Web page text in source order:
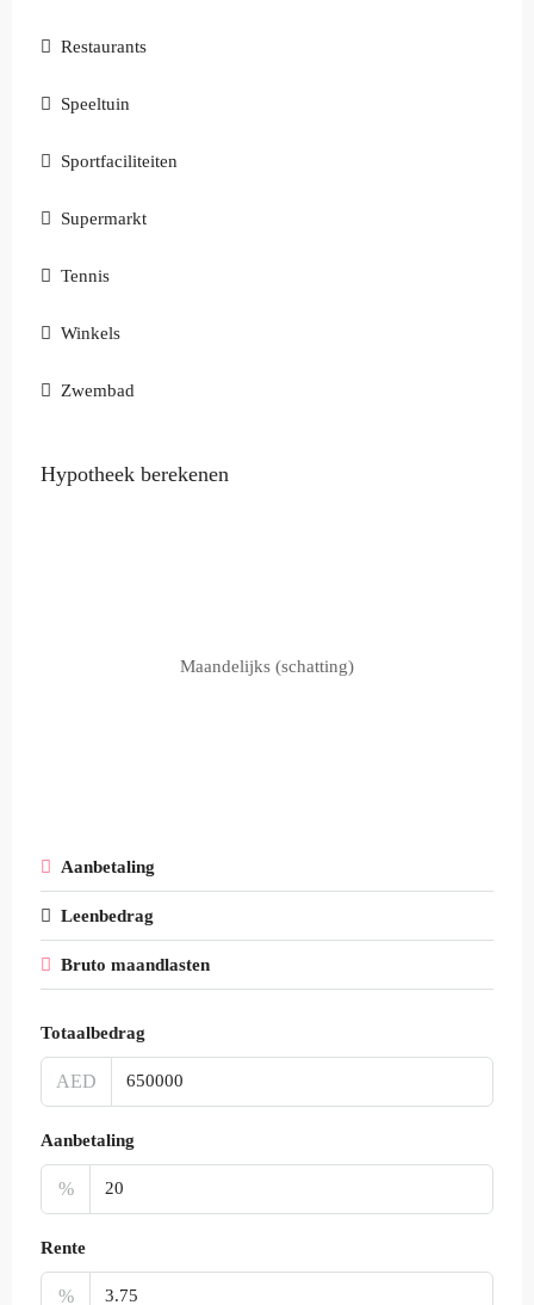
Restaurants
Speeltuin
Sportfaciliteiten
Supermarkt
Tennis
Winkels
Zwembad
Hypotheek berekenen
Maandelijks (schatting)
Aanbetaling
Leenbedrag
Bruto maandlasten
Totaalbedrag
AED
Aanbetaling
%
Rente
%